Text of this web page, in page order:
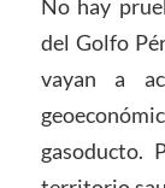
No hay
del Golfo
vayan a
gasoducto.